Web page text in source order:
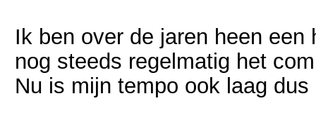
Ik ben over de jaren heen
nog steeds regelmatig het
Nu is mijn tempo ook laag